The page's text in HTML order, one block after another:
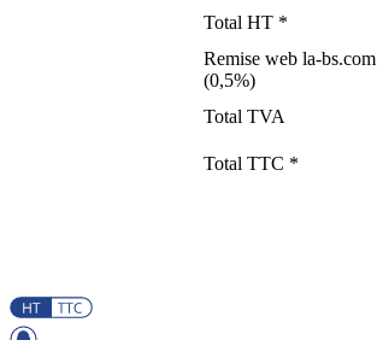
Total HT *
Remise web la-bs.com
(0,5%)
Total TVA
Total TTC *